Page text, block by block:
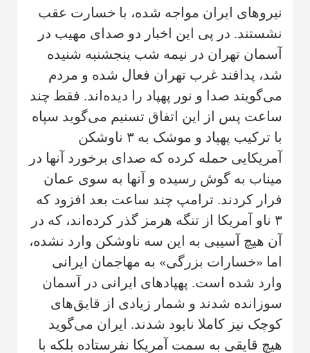
نیروهای ایران مواجه شده، با خسارت عقب
نشستند. در پی این اخبار دو صدای مهیب در
آسمان تهران در نیمه شب پنجشنبه شنیده
شد، پدافند غرب تهران فعال شده و مردم
می‌گویند صدا و نور پهپاد را دیده‌اند. فقط چند
ساعت پس از این اتفاق تسنیم می‌گوید سپاه
با ترکیب پهپاد و موشک به ۳ ناوشکن
آمریکایی حمله کرده که صدای برخورد آنها در
میناب به گوش رسیده و آنها به سوی عمان
فرار کردند. ترامپ چند ساعت بعد افزود که
۳ ناو آمریکا از تنگه هرمز گذر کرده‌اند، که در
آن هیچ آسيبی به اين سه ناوشکن وارد نشده،
اما «خسارات بزرگی» به مهاجمان ايرانی
وارد شده است. پهپادهای ایرانی در آسمان
سوزانده شدند و شمار زيادی از قايق‌های
کوچک نیز کاملا نابود شدند. ایران می‌گوید
هیچ قایقی به سمت آمریکا نفرستاده بلکه با